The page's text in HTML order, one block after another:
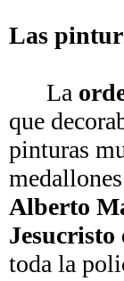
Las
La
que
pinturas
Alberto
Jesucristo
toda la